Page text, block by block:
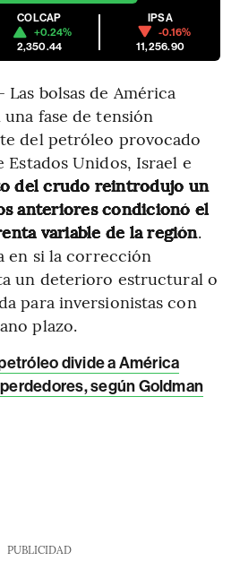
COLCAP
+0.24%
2,350.44
IPSA
-0.16%
11,256.90
bolsas de América
fase de tensión
del petróleo provocado
Unidos, Israel e
del crudo reintrodujo un
anteriores condicionó el
variable de la región.
en si la corrección
un deterioro estructural o
para inversionistas con
plazo.
divide a América
según Goldman
PUBLICIDAD